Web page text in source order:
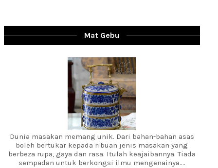
Mat Gebu
Dunia masakan memang unik. Dari bahan-bahan asas
boleh bertukar kepada ribuan jenis masakan yang
berbeza rupa, gaya dan rasa. Itulah keajaibannya. Tiada
sempadan untuk berkongsi ilmu mengenainya....